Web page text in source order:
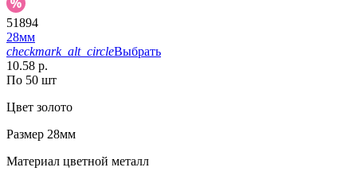
51894
28мм
checkmark_alt_circleВыбрать
10.58 р.
По 50 шт
Цвет золото
Размер 28мм
Материал цветной металл